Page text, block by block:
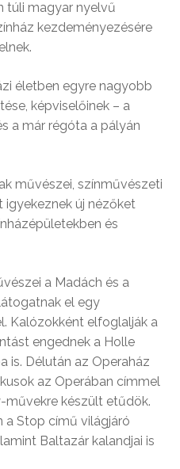
túli magyar nyelvű
kezdeményezésére
életben egyre nagyobb
képviselőinek – a
a már régóta a pályán
művészei, színművészeti
új nézőket
és
a Madách és a
el egy
Kalózokként elfoglalják a
engednek a Holle
is. Délután az Operaház
az Operában címmel
készült etűdök.
a Stop című világjáró
Baltazár kalandjai is